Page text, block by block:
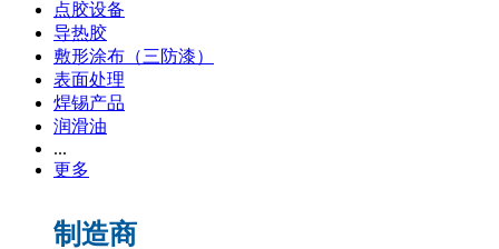
点胶设备
导热胶
敷形涂布（三防漆）
表面处理
焊锡产品
润滑油
...
更多
制造商